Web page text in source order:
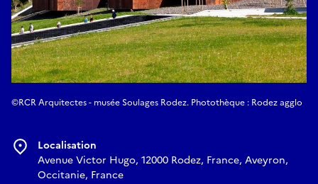
©RCR Arquitectes - musée Soulages Rodez. Photothèque : Rodez agglo
Localisation
Avenue Victor Hugo, 12000 Rodez, France, Aveyron,
Occitanie, France